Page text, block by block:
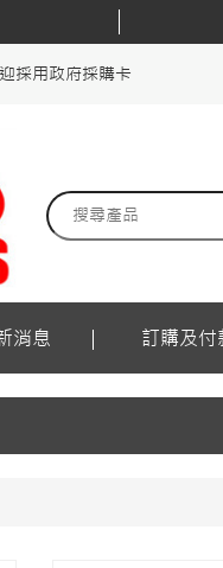
採用政府採購卡
消息 訂購及付